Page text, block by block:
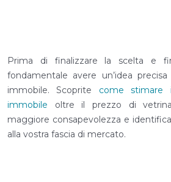
Prima di finalizzare la scelta e
fondamentale avere un’idea
immobile. Scoprite come stimare
immobile oltre il prezzo di
maggiore consapevolezza e
alla vostra fascia di mercato.